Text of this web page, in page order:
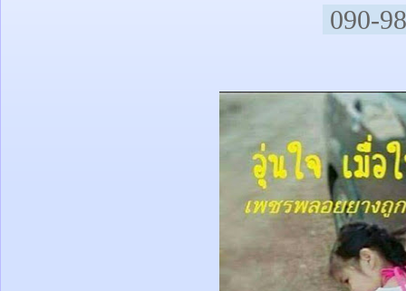
090-